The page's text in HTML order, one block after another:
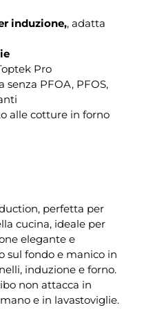
induzione,, adatta
Pro
PFOA, PFOS,
alle cotture in forno
perfetta per
cucina, ideale per
elegante e
sul fondo e manico in
induzione e forno.
non attacca in
e in lavastoviglie.